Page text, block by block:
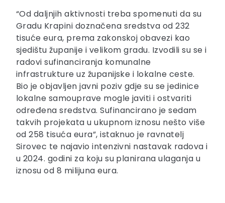
“Od daljnjih aktivnosti treba spomenuti da su
Gradu Krapini doznačena sredstva od 232
tisuće eura, prema zakonskoj obavezi kao
sjedištu županije i velikom gradu. Izvodili su se i
radovi sufinanciranja komunalne
infrastrukture uz županijske i lokalne ceste.
Bio je objavljen javni poziv gdje su se jedinice
lokalne samouprave mogle javiti i ostvariti
određena sredstva. Sufinancirano je sedam
takvih projekata u ukupnom iznosu nešto više
od 258 tisuća eura”, istaknuo je ravnatelj
Sirovec te najavio intenzivni nastavak radova i
u 2024. godini za koju su planirana ulaganja u
iznosu od 8 milijuna eura.